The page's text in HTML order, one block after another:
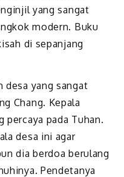
yang sangat
modern. Buku
di sepanjang
desa yang sangat
Chang. Kepala
percaya pada Tuhan.
desa ini agar
dia berdoa berulang
Pendetanya